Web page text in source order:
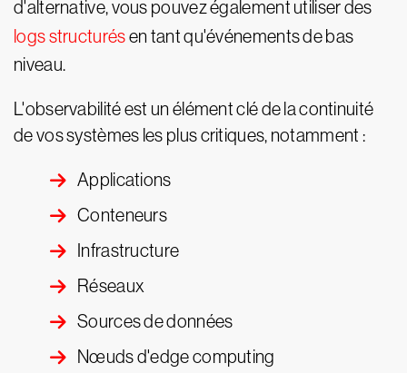
d'alternative, vous pouvez également utiliser des
logs structurésen tant qu'événements de bas
niveau.
L'observabilité est un élément clé de la continuité
de vos systèmes les plus critiques, notamment :
Applications
Conteneurs
Infrastructure
Réseaux
Sources de données
Nœuds d'edge computing